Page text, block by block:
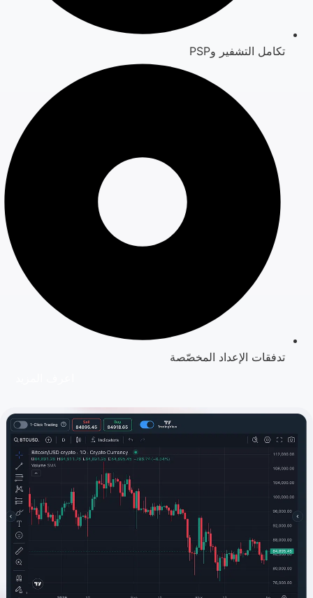
تكامل التشفير وPSP
تدفقات الإعداد المخصّصة